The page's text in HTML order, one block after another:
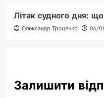
Літак судного дня:
Олександр Троценко 06/
Залишити